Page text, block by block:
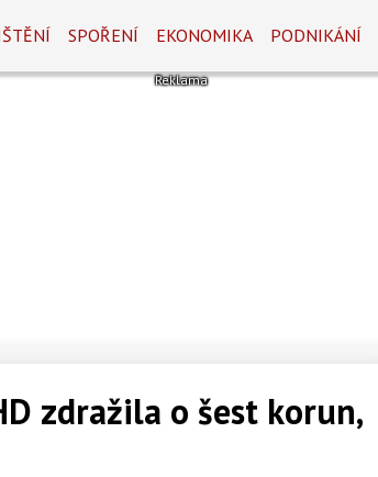
SPOŘENÍ EKONOMIKA PODNIKÁNÍ
zdražila o šest korun,